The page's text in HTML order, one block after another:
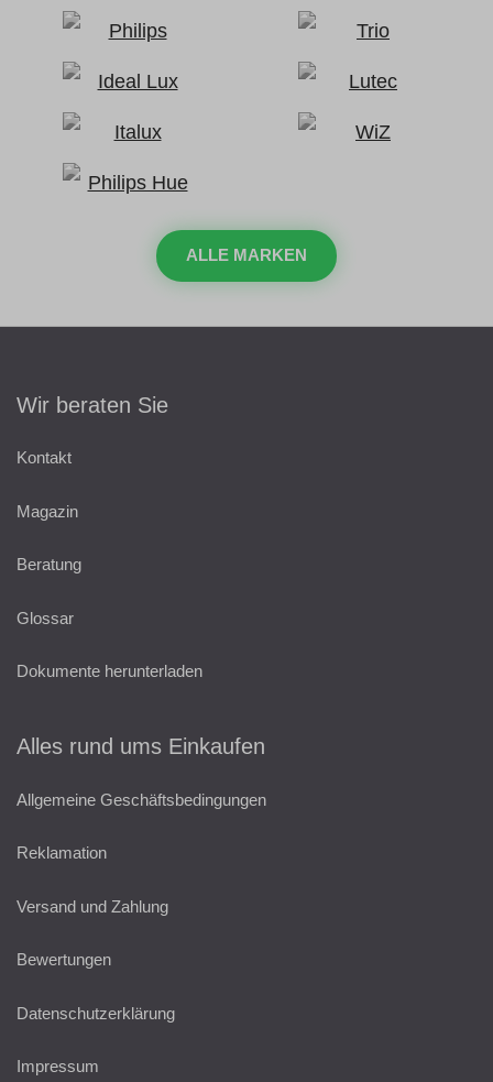
ALLE MARKEN
Wir beraten Sie
Kontakt
Magazin
Beratung
Glossar
Dokumente herunterladen
Alles rund ums Einkaufen
Allgemeine Geschäftsbedingungen
Reklamation
Versand und Zahlung
Bewertungen
Datenschutzerklärung
Impressum